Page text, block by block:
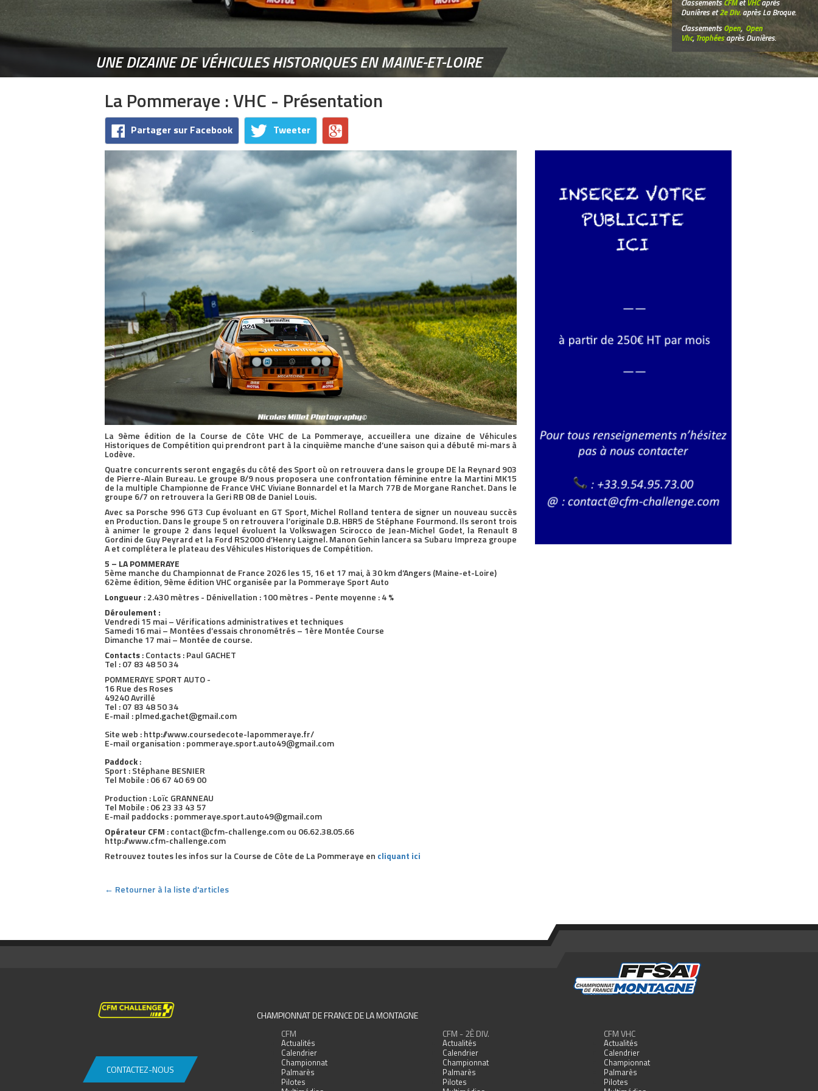
ClassementsCFMetVHCaprès
Dunières et2e Div.après La Broque.
ClassementsOpen, Open
Vhc,Trophéesaprès Dunières.
UNE DIZAINE DE VÉHICULES HISTORIQUES EN MAINE-ET-LOIRE
La Pommeraye : VHC - Présentation
Partager sur Facebook Tweeter
La 9ème édition de la Course de Côte VHC de La Pommeraye, accueillera une dizaine de Véhicules
Historiques de Compétition qui prendront part à la cinquième manche d’une saison qui a débuté mi-mars à
Lodève.
Quatre concurrents seront engagés du côté des Sport où on retrouvera dans le groupe DE la Reynard 903
de Pierre-Alain Bureau. Le groupe 8/9 nous proposera une confrontation féminine entre la Martini MK15
de la multiple Championne de France VHC Viviane Bonnardel et la March 77B de Morgane Ranchet. Dans le
groupe 6/7 on retrouvera la Geri RB 08 de Daniel Louis.
Avec sa Porsche 996 GT3 Cup évoluant en GT Sport, Michel Rolland tentera de signer un nouveau succès
en Production. Dans le groupe 5 on retrouvera l’originale D.B. HBR5 de Stéphane Fourmond. Ils seront trois
à animer le groupe 2 dans lequel évoluent la Volkswagen Scirocco de Jean-Michel Godet, la Renault 8
Gordini de Guy Peyrard et la Ford RS2000 d’Henry Laignel. Manon Gehin lancera sa Subaru Impreza groupe
A et complétera le plateau des Véhicules Historiques de Compétition.
5 – LA POMMERAYE
5ème manche du Championnat de France 2026 les 15, 16 et 17 mai, à 30 km d’Angers (Maine-et-Loire)
62ème édition, 9ème édition VHC organisée par la Pommeraye Sport Auto
Longueur : 2.430 mètres - Dénivellation : 100 mètres - Pente moyenne : 4 %
Déroulement :
Vendredi 15 mai – Vérifications administratives et techniques
Samedi 16 mai – Montées d’essais chronométrés – 1ère Montée Course
Dimanche 17 mai – Montée de course.
Contacts: Contacts : Paul GACHET
Tel : 07 83 48 50 34
POMMERAYE SPORT AUTO -
16 Rue des Roses
49240 Avrillé
Tel : 07 83 48 50 34
E-mail : plmed.gachet@gmail.com
Site web : http://www.coursedecote-lapommeraye.fr/
E-mail organisation : pommeraye.sport.auto49@gmail.com
Paddock:
Sport : Stéphane BESNIER
Tel Mobile : 06 67 40 69 00
Production : Loïc GRANNEAU
Tel Mobile : 06 23 33 43 57
E-mail paddocks : pommeraye.sport.auto49@gmail.com
Opérateur CFM : contact@cfm-challenge.com ou 06.62.38.05.66
http://www.cfm-challenge.com
Retrouvez toutes les infos sur la Course de Côte de La Pommeraye en cliquant ici
← Retourner à la liste d'articles
CONTACTEZ-NOUS
CHAMPIONNAT DE FRANCE DE LA MONTAGNE
CFM
Actualités
Calendrier
Championnat
Palmarès
Pilotes
CFM - 2È DIV.
Actualités
Calendrier
Championnat
Palmarès
Pilotes
CFM VHC
Actualités
Calendrier
Championnat
Palmarès
Pilotes